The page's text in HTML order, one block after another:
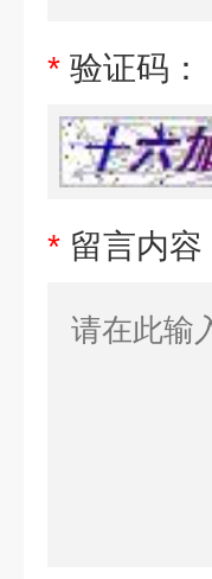
* 验证码：
* 留言内容